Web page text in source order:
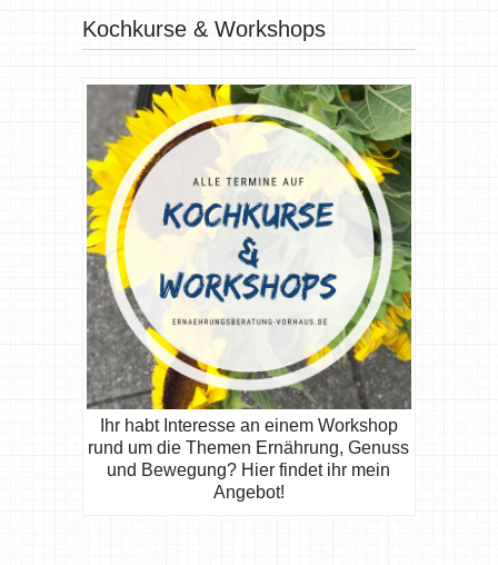
Kochkurse & Workshops
Ihr habt Interesse an einem Workshop
rund um die Themen Ernährung, Genuss
und Bewegung? Hier findet ihr mein
Angebot!